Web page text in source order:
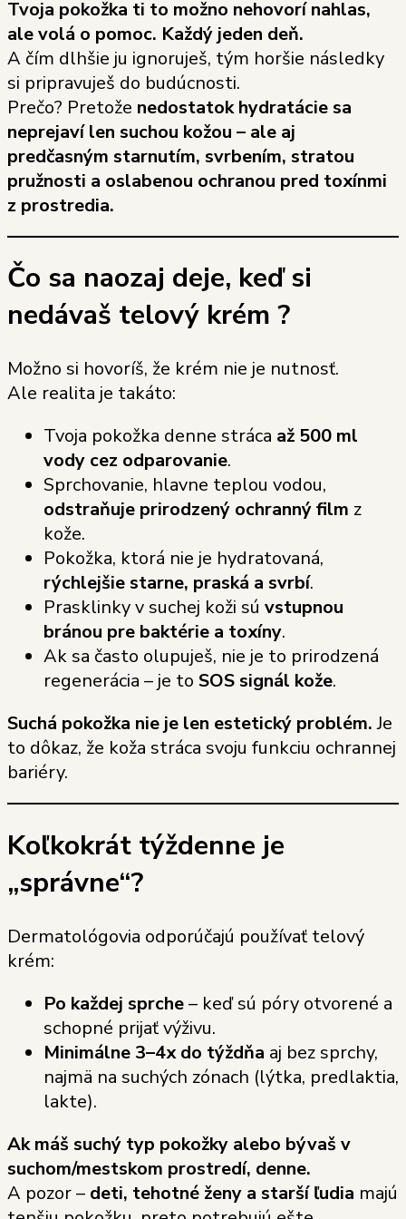
Tvoja pokožka ti to možno nehovorí nahlas,
ale volá o pomoc. Každý jeden deň.
A čím dlhšie ju ignoruješ, tým horšie následky
si pripravuješ do budúcnosti.
Prečo? Pretože nedostatok hydratácie sa
neprejaví len suchou kožou – ale aj
predčasným starnutím, svrbením, stratou
pružnosti a oslabenou ochranou pred toxínmi
z prostredia.
Čo sa naozaj deje, keď si
nedávaš telový krém ?
Možno si hovoríš, že krém nie je nutnosť.
Ale realita je takáto:
Tvoja pokožka denne stráca až 500 ml
vody cez odparovanie.
Sprchovanie, hlavne teplou vodou,
odstraňuje prirodzený ochranný film z
kože.
Pokožka, ktorá nie je hydratovaná,
rýchlejšie starne, praská a svrbí.
Prasklinky v suchej koži sú vstupnou
bránou pre baktérie a toxíny.
Ak sa často olupuješ, nie je to prirodzená
regenerácia – je to SOS signál kože.
Suchá pokožka nie je len estetický problém.Je
to dôkaz, že koža stráca svoju funkciu ochrannej
bariéry.
Koľkokrát týždenne je
„správne“?
Dermatológovia odporúčajú používať telový
krém:
Po každej sprche– keď sú póry otvorené a
schopné prijať výživu.
Minimálne 3–4x do týždňa aj bez sprchy,
najmä na suchých zónach (lýtka, predlaktia,
lakte).
Ak máš suchý typ pokožky alebo bývaš v
suchom/mestskom prostredí, denne.
A pozor – deti, tehotné ženy a starší ľudia majú